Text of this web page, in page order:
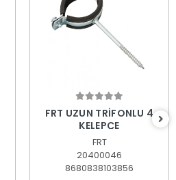
Sepete Ekle
FRT UZUN TRİFONLU 4
KELEPÇE
FRT
20400046
8680838103856